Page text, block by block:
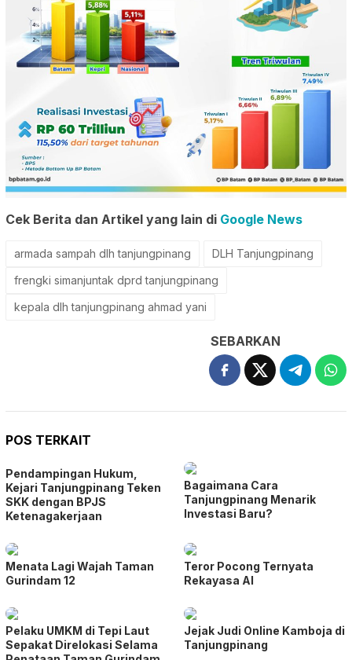
Cek Berita dan Artikel yang lain di Google News
armada sampah dlh tanjungpinang
DLH Tanjungpinang
frengki simanjuntak dprd tanjungpinang
kepala dlh tanjungpinang ahmad yani
SEBARKAN
POS TERKAIT
Pendampingan Hukum,
Kejari Tanjungpinang Teken
SKK dengan BPJS
Ketenagakerjaan
Bagaimana Cara
Tanjungpinang Menarik
Investasi Baru?
Menata Lagi Wajah Taman
Gurindam 12
Teror Pocong Ternyata
Rekayasa AI
Pelaku UMKM di Tepi Laut
Sepakat Direlokasi Selama
Jejak Judi Online Kamboja di
Tanjungpinang